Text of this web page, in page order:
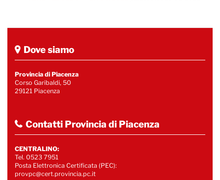
Dove siamo
Provincia di Piacenza
Corso Garibaldi, 50
29121 Piacenza
Contatti Provincia di Piacenza
CENTRALINO:
Tel. 0523 7951
Posta Elettronica Certificata (PEC):
provpc@cert.provincia.pc.it